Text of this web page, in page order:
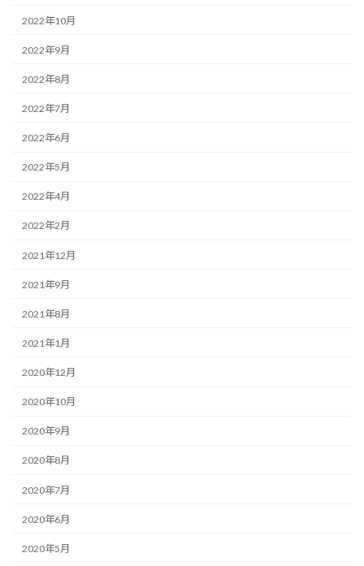
2022年10月
2022年9月
2022年8月
2022年7月
2022年6月
2022年5月
2022年4月
2022年2月
2021年12月
2021年9月
2021年8月
2021年1月
2020年12月
2020年10月
2020年9月
2020年8月
2020年7月
2020年6月
2020年5月